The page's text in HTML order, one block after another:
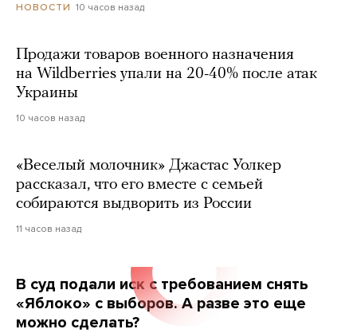
НОВОСТИ 10 часов назад
Продажи товаров военного назначения
на Wildberries упали на 20-40% после атак
Украины
10 часов назад
«Веселый молочник» Джастас Уолкер
рассказал, что его вместе с семьей
собираются выдворить из России
11 часов назад
В суд подали иск с требованием снять
«Яблоко» с выборов. А разве это еще
можно сделать?